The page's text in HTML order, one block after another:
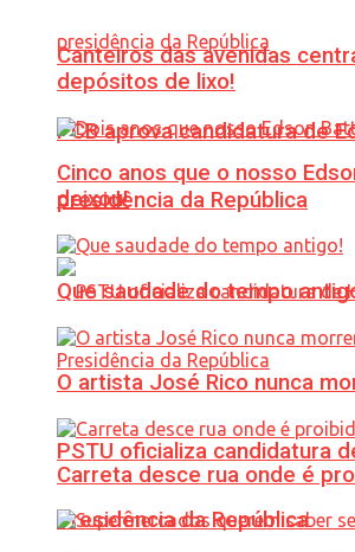
PCB aprova candidatura de
presidência da República
PSTU oficializa candidatura
Presidência da República
Canteiros das avenidas
depósitos de lixo!
Cinco anos que o nosso
deixou!
Que saudade do tempo
O artista José Rico nunca
Carreta desce rua onde é